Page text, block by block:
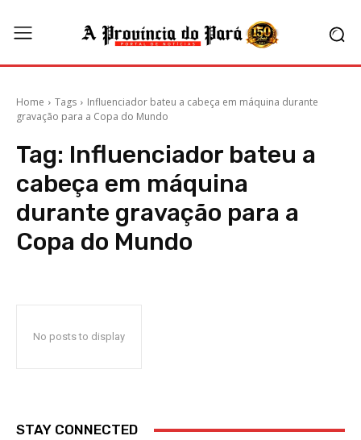
Home Tags
Influenciador bateu a cabeça em máquina durante
gravação para a Copa do Mundo
Tag: Influenciador bateu a
cabeça em máquina
durante gravação para a
Copa do Mundo
No posts to display
STAY CONNECTED